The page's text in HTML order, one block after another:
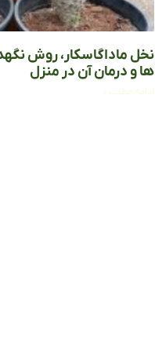
نخل ماداگاسکار، روش
ها و درمان آن در منزل
ادامه مطلب »